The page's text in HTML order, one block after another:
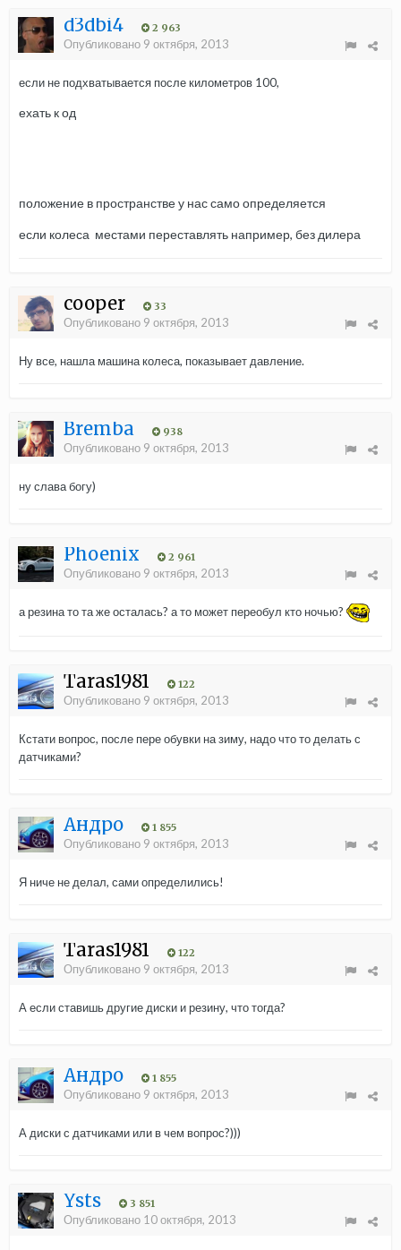
d3dbi4 2 963
Опубликовано 9 октября, 2013
если не подхватывается после километров 100,
ехать к од
положение в пространстве у нас само определяется
если колеса местами переставлять например, без дилера
cooper 33
Опубликовано 9 октября, 2013
Ну все, нашла машина колеса, показывает давление.
Bremba 938
Опубликовано 9 октября, 2013
ну слава богу)
Phoenix 2 961
Опубликовано 9 октября, 2013
а резина то та же осталась? а то может переобул кто ночью?
Taras1981 122
Опубликовано 9 октября, 2013
Кстати вопрос, после пере обувки на зиму, надо что то делать с
датчиками?
Андро 1 855
Опубликовано 9 октября, 2013
Я ниче не делал, сами определились!
Taras1981 122
Опубликовано 9 октября, 2013
А если ставишь другие диски и резину, что тогда?
Андро 1 855
Опубликовано 9 октября, 2013
А диски с датчиками или в чем вопрос?)))
Ysts 3 851
Опубликовано 10 октября, 2013